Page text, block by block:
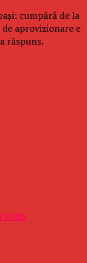
cumpără de la
aprovizionare e
răspuns.
intens